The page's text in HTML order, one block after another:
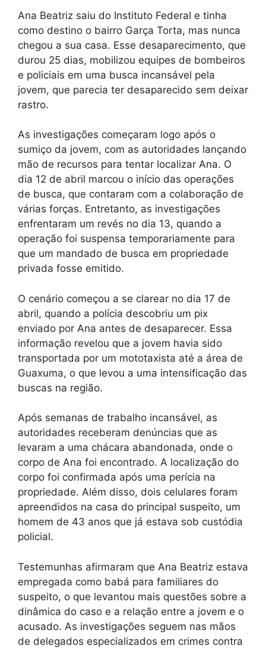
Ana Beatriz saiu do Instituto Federal e tinha
como destino o bairro Garça Torta, mas nunca
chegou a sua casa. Esse desaparecimento, que
durou 25 dias, mobilizou equipes de bombeiros
e policiais em uma busca incansável pela
jovem, que parecia ter desaparecido sem deixar
rastro.
As investigações começaram logo após o
sumiço da jovem, com as autoridades lançando
mão de recursos para tentar localizar Ana. O
dia 12 de abril marcou o início das operações
de busca, que contaram com a colaboração de
várias forças. Entretanto, as investigações
enfrentaram um revés no dia 13, quando a
operação foi suspensa temporariamente para
que um mandado de busca em propriedade
privada fosse emitido.
O cenário começou a se clarear no dia 17 de
abril, quando a polícia descobriu um pix
enviado por Ana antes de desaparecer. Essa
informação revelou que a jovem havia sido
transportada por um mototaxista até a área de
Guaxuma, o que levou a uma intensificação das
buscas na região.
Após semanas de trabalho incansável, as
autoridades receberam denúncias que as
levaram a uma chácara abandonada, onde o
corpo de Ana foi encontrado. A localização do
corpo foi confirmada após uma perícia na
propriedade. Além disso, dois celulares foram
apreendidos na casa do principal suspeito, um
homem de 43 anos que já estava sob custódia
policial.
Testemunhas afirmaram que Ana Beatriz estava
empregada como babá para familiares do
suspeito, o que levantou mais questões sobre a
dinâmica do caso e a relação entre a jovem e o
acusado. As investigações seguem nas mãos
de delegados especializados em crimes contra